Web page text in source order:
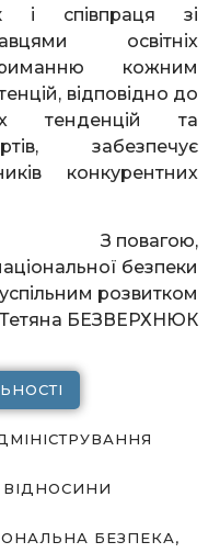
і співпраця зі
освітніх
кожним
відповідно до
тенденцій та
забезпечує
конкурентних
З повагою,
безпеки
розвитком
Тетяна БЕЗВЕРХНЮК
БЕЗПЕКА,